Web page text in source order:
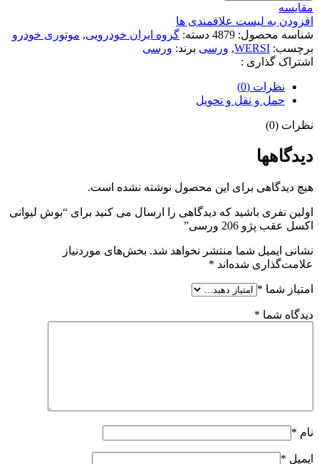
اکسل
عقب
پژو
ورسی
عدد
مقایسه
افزودن به لیست علاقمندی ها
شناسه محصول: 4879 دسته: گروه ایران خودرویی, موتوری خودرو
برچسب: WERSI
, ورسی برند: ورسی
اشتراک گذاری :
نظرات (0)
حمل و نقل و تحویل
نظرات (0)
دیدگاهها
هیچ دیدگاهی برای این محصول نوشته نشده است.
اولین نفری باشید که دیدگاهی را ارسال می کنید برای “بوش لیوانی
اکسل عقب پژو 206 ورسی”
نشانی ایمیل شما منتشر نخواهد شد. بخش‌های موردنیاز
علامت‌گذاری شده‌اند *
امتیاز شما *
دیدگاه شما *
نام *
ایمیل *